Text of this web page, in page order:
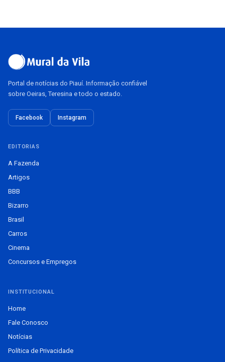
Portal de notícias do Piauí. Informação confiável
sobre Oeiras, Teresina e todo o estado.
Facebook Instagram
EDITORIAS
A Fazenda
Artigos
BBB
Bizarro
Brasil
Carros
Cinema
Concursos e Empregos
INSTITUCIONAL
Home
Fale Conosco
Notícias
Política de Privacidade